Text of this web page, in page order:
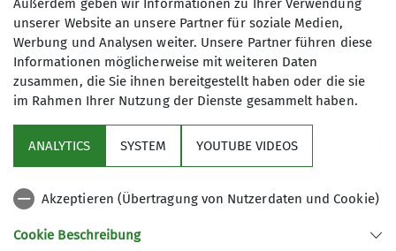
wichtige Infos
Partner
Außerdem geben wir Informationen zu Ihrer Verwendung
unserer Website an unsere Partner für soziale Medien,
Werbung und Analysen weiter. Unsere Partner führen diese
Informationen möglicherweise mit weiteren Daten
zusammen, die Sie ihnen bereitgestellt haben oder die sie
im Rahmen Ihrer Nutzung der Dienste gesammelt haben.
ANALYTICS SYSTEM YOUTUBE VIDEOS
Akzeptieren (Übertragung von Nutzerdaten und Cookie)
Cookie Beschreibung